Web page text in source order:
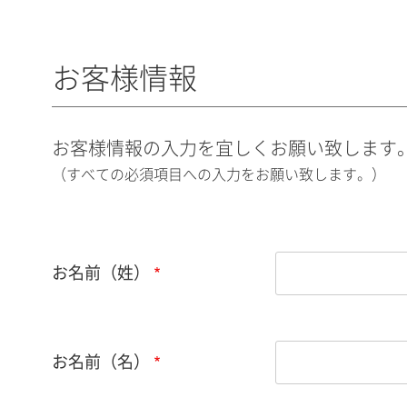
お客様情報
お客様情報の入力を宜しくお願い致します
（すべての必須項目への入力をお願い致します。）
お名前（姓）
お名前（名）